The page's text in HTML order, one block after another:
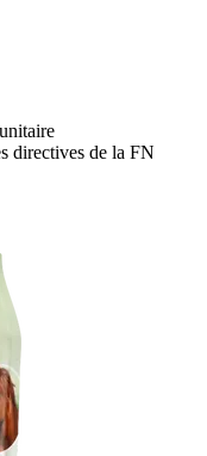
directives de la FN